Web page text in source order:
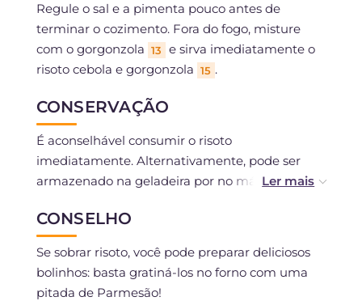
Regule o sal e a pimenta pouco antes de
terminar o cozimento. Fora do fogo, misture
com o gorgonzola 13
e sirva imediatamente o
risoto cebola e gorgonzola 15 .
CONSERVAÇÃO
É aconselhável consumir o risoto
imediatamente. Alternativamente, pode ser
armazenado na geladeira por no máximo 1 dia.
CONSELHO
Se sobrar risoto, você pode preparar deliciosos
bolinhos: basta gratiná-los no forno com uma
pitada de Parmesão!